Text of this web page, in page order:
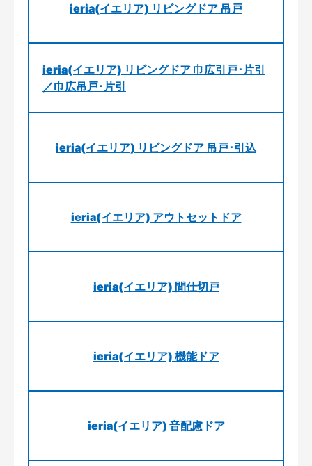
ieria(イエリア) リビングドア 吊戸
ieria(イエリア) リビングドア 巾広引戸･片引
／巾広吊戸･片引
ieria(イエリア) リビングドア 吊戸･引込
ieria(イエリア) アウトセットドア
ieria(イエリア) 間仕切戸
ieria(イエリア) 機能ドア
ieria(イエリア) 音配慮ドア